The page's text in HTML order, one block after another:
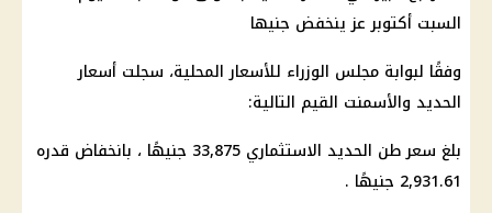
وفقًا لبوابة مجلس الوزراء للأسعار المحلية، سجلت أسعار
الحديد والأسمنت القيم التالية:
بلغ سعر طن الحديد الاستثماري 33,875 جنيهًا ، بانخفاض قدره
2,931.61 جنيهًا .